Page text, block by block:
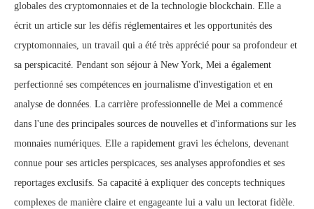
globales des cryptomonnaies et de la technologie blockchain. Elle a
écrit un article sur les défis réglementaires et les opportunités des
cryptomonnaies, un travail qui a été très apprécié pour sa profondeur et
sa perspicacité. Pendant son séjour à New York, Mei a également
perfectionné ses compétences en journalisme d'investigation et en
analyse de données. La carrière professionnelle de Mei a commencé
dans l'une des principales sources de nouvelles et d'informations sur les
monnaies numériques. Elle a rapidement gravi les échelons, devenant
connue pour ses articles perspicaces, ses analyses approfondies et ses
reportages exclusifs. Sa capacité à expliquer des concepts techniques
complexes de manière claire et engageante lui a valu un lectorat fidèle.